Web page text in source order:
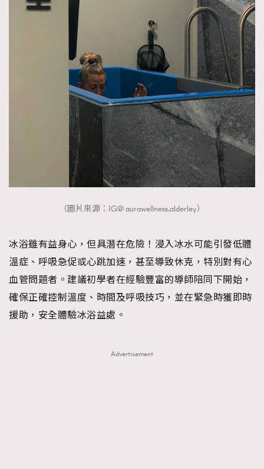
（圖片來源：IG@ aurawellness.alderley）
冰浴雖有益身心，但具潛在危險！浸入冰水可能引發低體
溫症、呼吸急促或心跳加速，甚至導致休克，特別對有心
血管問題者。建議初學者在經驗豐富的導師陪同下開始，
確保正確控制溫度、時間及呼吸技巧，並在緊急時獲即時
援助，安全體驗冰浴益處。
Advertisement